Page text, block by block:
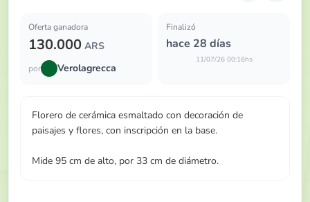
Oferta ganadora
130.000 ARS
por Verolagrecca
Finalizó
hace 28 días
11/07/26 00:16hs
Florero de cerámica esmaltado con decoración de
paisajes y flores, con inscripción en la base.
Mide 95 cm de alto, por 33 cm de diámetro.